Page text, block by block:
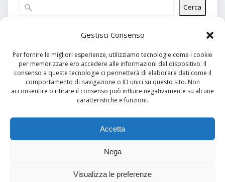
Gestisci Consenso
Per fornire le migliori esperienze, utilizziamo tecnologie come i cookie
per memorizzare e/o accedere alle informazioni del dispositivo. Il
consenso a queste tecnologie ci permetterà di elaborare dati come il
comportamento di navigazione o ID unici su questo sito. Non
acconsentire o ritirare il consenso può influire negativamente su alcune
caratteristiche e funzioni.
Accetta
Nega
Visualizza le preferenze
Cerca
Articoli recenti
Commenti recenti
Nessun commento da mostrare.
Nessun archivio da mostrare.
Categorie
Nessuna categoria